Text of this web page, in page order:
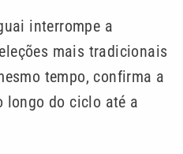
interrompe a
mais tradicionais
tempo, confirma a
longo do ciclo até a